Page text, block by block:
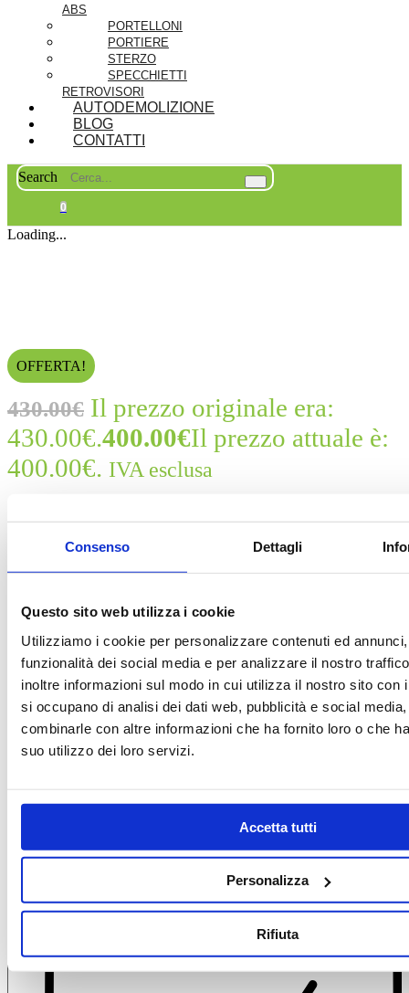
Consenso Dettagli
Questo sito web utilizza i cookie
Utilizziamo i cookie per personalizzare contenuti ed
funzionalità dei social media e per analizzare il nostro
inoltre informazioni sul modo in cui utilizza il nostro sito con
si occupano di analisi dei dati web, pubblicità e social
combinarle con altre informazioni che ha fornito loro o che
suo utilizzo dei loro servizi.
Accetta tutti
Personalizza
Rifiuta
ABS
PORTELLONI
PORTIERE
STERZO
SPECCHIETTI
RETROVISORI
AUTODEMOLIZIONE
BLOG
CONTATTI
Search
0
Loading...
OFFERTA!
430.00€ Il prezzo originale era:
430.00€.400.00€Il prezzo attuale è:
400.00€. IVA esclusa
Motore Ford Fiesta STJA 2008/2012 1.2
Benzina
Questo prodotto potrebbe essere compatibile con:
FORD:
Fiesta
Scopri tutti i modelli compatibili
Per maggiori informazioni su IVA e fatturazione clicca qui
IVA Clear